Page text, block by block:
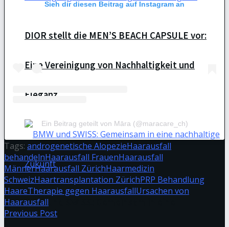
DIOR stellt die MEN’S BEACH CAPSULE vor:
Eine Vereinigung von Nachhaltigkeit und
Eleganz.
BMW und SWISS: Gemeinsam in eine
Sieh dir diesen Beitrag auf Instagram an
Ein Beitrag geteilt von Māra (@maracare_ch)
Tags: androgenetische AlopezieHaarausfall
behandelnHaarausfall FrauenHaarausfall
MännerHaarausfall ZürichHaarmedizin
SchweizHaartransplantation ZürichPRP Behandlung
HaareTherapie gegen HaarausfallUrsachen von
Haarausfall
Previous Post